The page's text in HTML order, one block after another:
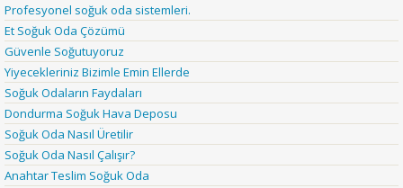
Profesyonel soğuk oda sistemleri.
Et Soğuk Oda Çözümü
Güvenle Soğutuyoruz
Yiyecekleriniz Bizimle Emin Ellerde
Soğuk Odaların Faydaları
Dondurma Soğuk Hava Deposu
Soğuk Oda Nasıl Üretilir
Soğuk Oda Nasıl Çalışır?
Anahtar Teslim Soğuk Oda